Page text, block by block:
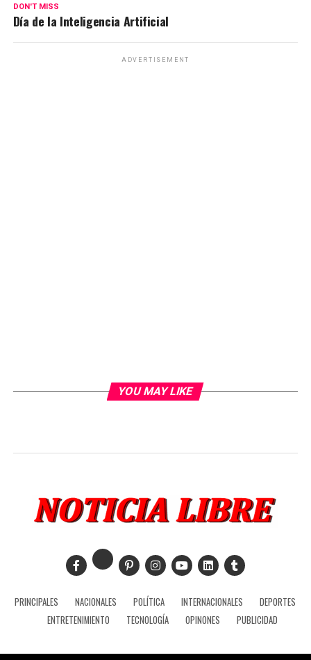
DON'T MISS
Día de la Inteligencia Artificial
ADVERTISEMENT
YOU MAY LIKE
PRINCIPALES NACIONALES POLÍTICA INTERNACIONALES
DEPORTES
ENTRETENIMIENTO
TECNOLOGÍA OPINONES PUBLICIDAD